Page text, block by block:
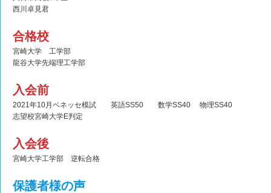
西川卓見君
合格校
宮崎大学 工学部
龍谷大学先端理工学部
入会前
2021年10月ベネッセ模試 英語SS50 数学SS40 物理SS40
志望校宮崎大学E判定
入会後
宮崎大学工学部 逆転合格
保護者様の声